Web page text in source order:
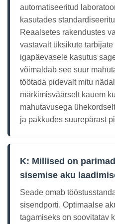
automatiseeritud
kasutades
Reaalsetes rakendustes
vastavalt üksikute
igapäevasele kasutus
võimaldab see suur
töötada pidevalt mitu
märkimisväärselt kauem
mahutavusega
ja pakkudes suurepärast
K: Millised on
sisemise aku
Seade omab
sisendporti. Optimaalse
tagamiseks on soovitatav